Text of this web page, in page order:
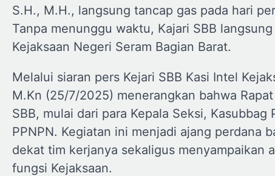
S.H., M.H., langsung tancap gas pada hari
Tanpa menunggu waktu, Kajari SBB
Kejaksaan Negeri Seram Bagian Barat.
Melalui siaran pers Kejari SBB Kasi Intel
M.Kn (25/7/2025) menerangkan bahwa
SBB, mulai dari para Kepala Seksi,
PPNPN. Kegiatan ini menjadi ajang perdana
dekat tim kerjanya sekaligus menyampaikan
fungsi Kejaksaan.